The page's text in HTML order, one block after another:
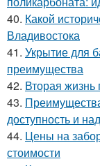
40. Какой
Владивостока
41. Укрытие для
преимущества
42. Вторая жизнь
43.
доступность и
44. Цены на
стоимости